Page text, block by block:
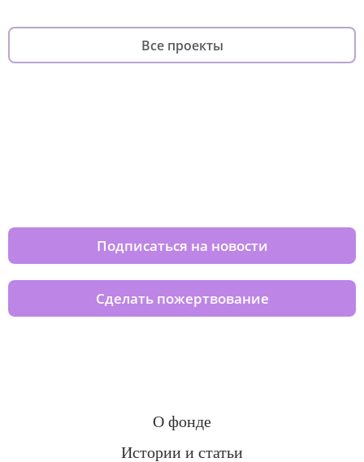
Все проекты
Подписаться на новости
Сделать пожертвование
О фонде
Истории и статьи